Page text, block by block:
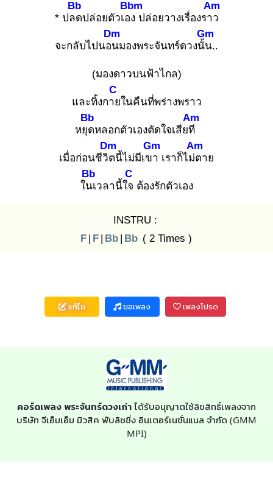
* ปลด
Bb
ปล่อยตัวเอง
Bbm
ปล่อยวางเรื่องราว
Am
จะกลับไปนอน
Dm
มองพระจันทร์ดวงนั้น
Gm
..
(มองดาวบนฟ้าไกล)
และทิ้งกาย
C
ในคืนที่พร่างพราว
หยุด
Bb
หลอกตัวเองตัดใจเสียที
Am
เมื่อก่อนชีวิต
Dm
นี้ไม่มีเขา
Gm
เราก็ไม่ต
Am
าย
ในเ
Bb
วลานี้ใจ
C
ต้องรักตัวเอง
INSTRU :
F | F | Bb | Bb ( 2 Times )
แก้ไข ขอเพลง เพลงโปรด
คอร์ดเพลง พระจันทร์ดวงเก่า ได้รับอนุญาตใช้ลิขสิทธิ์เพลงจาก
บริษัท จีเอ็มเอ็ม มิวสิค พับลิชชิ่ง อินเตอร์เนชั่นแนล จำกัด (GMM
MPI)